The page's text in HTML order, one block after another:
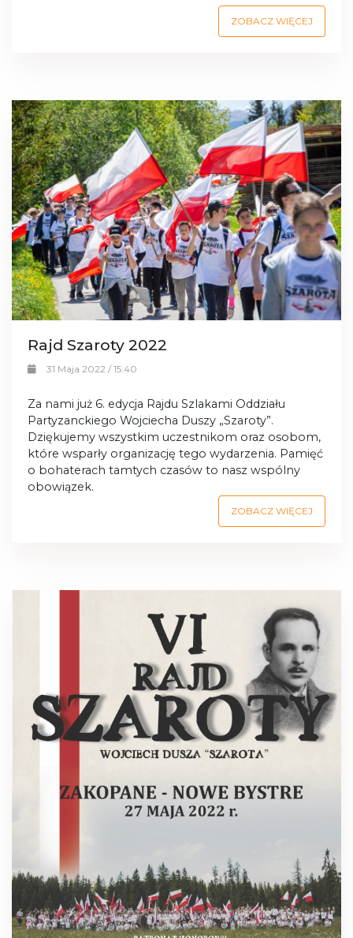
ZOBACZ WIĘCEJ
Rajd Szaroty 2022
31 Maja 2022 / 15:40
Za nami już 6. edycja Rajdu Szlakami Oddziału
Partyzanckiego Wojciecha Duszy „Szaroty”.
Dziękujemy wszystkim uczestnikom oraz osobom,
które wsparły organizację tego wydarzenia. Pamięć
o bohaterach tamtych czasów to nasz wspólny
obowiązek.
ZOBACZ WIĘCEJ